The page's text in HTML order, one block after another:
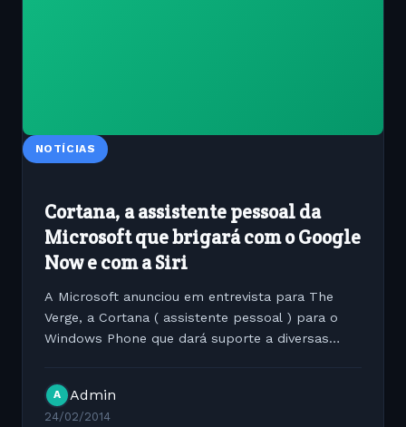
NOTÍCIAS
Cortana, a assistente pessoal da
Microsoft que brigará com o Google
Now e com a Siri
A Microsoft anunciou em entrevista para The
Verge, a Cortana ( assistente pessoal ) para o
Windows Phone que dará suporte a diversas
além de...
A Admin
24/02/2014